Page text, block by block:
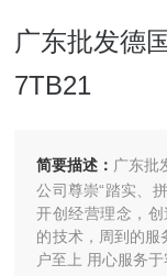
广东批发德
7TB21
简要描述： 广东批
公司尊崇“踏实、
开创经营理念，
的技术，周到的服
户至上 用心服务